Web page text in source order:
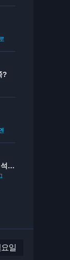
로맨스
?
붕
내 마음의 위험한 녀석 2기
일